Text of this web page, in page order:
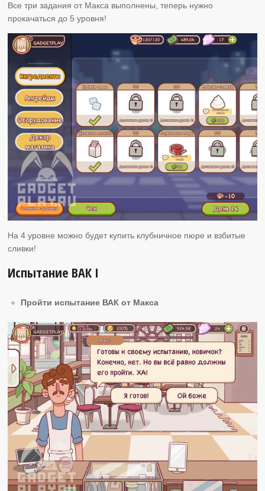
Все три задания от Макса выполнены, теперь нужно
прокачаться до 5 уровня!
На 4 уровне можно будет купить клубничное пюре и взбитые
сливки!
Испытание ВАК I
Пройти испытание ВАК от Макса